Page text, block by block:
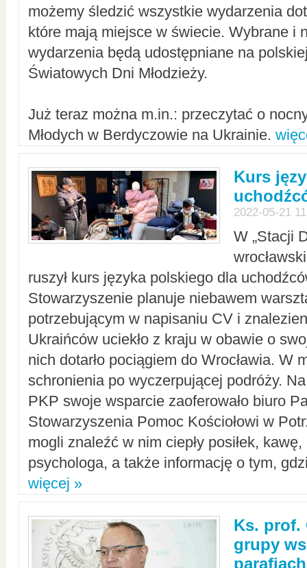
możemy śledzić wszystkie wydarzenia
które mają miejsce w świecie. Wybrane i
wydarzenia będą udostępniane na
Światowych Dni Młodzieży.
Już teraz można m.in.: przeczytać o
Młodych w Berdyczowie na Ukrainie.
Kurs
2022-05-21
W „Stacji
ruszył kurs języka polskiego dla
Stowarzyszenie planuje niebawem
potrzebującym w napisaniu CV i
Ukraińców uciekło z kraju w obawie o
nich dotarło pociągiem do Wrocławia. W
schronienia po wyczerpującej podróży.
PKP swoje wsparcie zaoferowało biuro
Stowarzyszenia Pomoc Kościołowi w
mogli znaleźć w nim ciepły posiłek,
psychologa, a także informację o tym,
więcej »
Ks. prof.
grupy
parafiach